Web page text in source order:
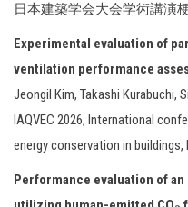
日本建築学会大会学術講演
Experimental evaluation of
ventilation performance
Jeongil Kim, Takashi Kurabuchi,
IAQVEC 2026, International
energy conservation in buildings,
Performance evaluation of